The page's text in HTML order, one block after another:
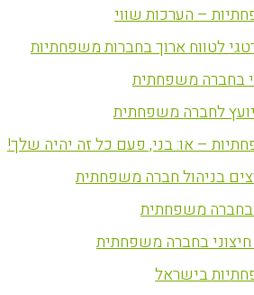
– הערכות שווי
לטווח ארוך בחברות משפחתיות
בחברה משפחתית
לחברה משפחתית
– או: בני, פעם כל זה יהיה שלך!
בניהול חברה משפחתית
בחברה משפחתית
חיצוני בחברה משפחתית
בישראל